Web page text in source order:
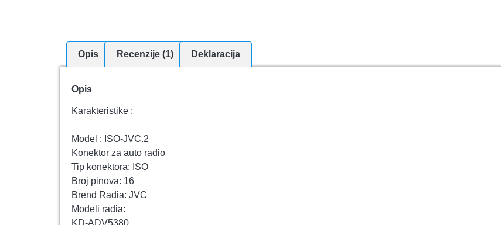
Opis Recenzije (1) Deklaracija
Opis
Karakteristike :
Model : ISO-JVC.2
Konektor za auto radio
Tip konektora: ISO
Broj pinova: 16
Brend Radia: JVC
Modeli radia:
KD-ADV5380